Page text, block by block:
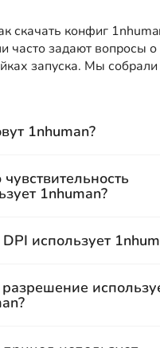
скачать конфиг
часто задают вопросы
запуска. Мы
1nhuman?
1nhuman?
использует